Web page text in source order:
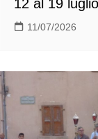
12 al 19
11/07/2026